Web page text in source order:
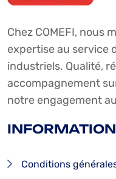
Chez COMEFI, nous
expertise au service
industriels. Qualité,
accompagnement
notre engagement
Conditions